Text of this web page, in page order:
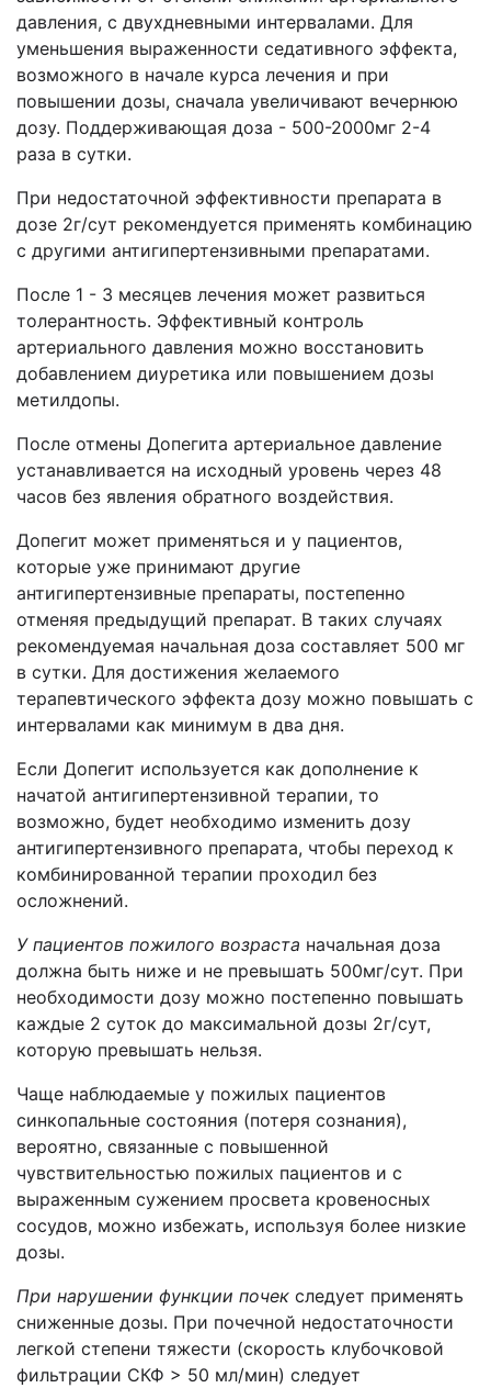
давления, с двухдневными интервалами. Для
уменьшения выраженности седативного эффекта,
возможного в начале курса лечения и при
повышении дозы, сначала увеличивают вечернюю
дозу. Поддерживающая доза - 500-2000мг 2-4
раза в сутки.
При недостаточной эффективности препарата в
дозе 2г/сут рекомендуется применять комбинацию
с другими антигипертензивными препаратами.
После 1 - 3 месяцев лечения может развиться
толерантность. Эффективный контроль
артериального давления можно восстановить
добавлением диуретика или повышением дозы
метилдопы.
После отмены Допегита артериальное давление
устанавливается на исходный уровень через 48
часов без явления обратного воздействия.
Допегит может применяться и у пациентов,
которые уже принимают другие
антигипертензивные препараты, постепенно
отменяя предыдущий препарат. В таких случаях
рекомендуемая начальная доза составляет 500 мг
в сутки. Для достижения желаемого
терапевтического эффекта дозу можно повышать с
интервалами как минимум в два дня.
Если Допегит используется как дополнение к
начатой антигипертензивной терапии, то
возможно, будет необходимо изменить дозу
антигипертензивного препарата, чтобы переход к
комбинированной терапии проходил без
осложнений.
У пациентов пожилого возраста начальная доза
должна быть ниже и не превышать 500мг/сут. При
необходимости дозу можно постепенно повышать
каждые 2 суток до максимальной дозы 2г/сут,
которую превышать нельзя.
Чаще наблюдаемые у пожилых пациентов
синкопальные состояния (потеря сознания),
вероятно, связанные с повышенной
чувствительностью пожилых пациентов и с
выраженным сужением просвета кровеносных
сосудов, можно избежать, используя более низкие
дозы.
При нарушении функции почек следует применять
сниженные дозы. При почечной недостаточности
легкой степени тяжести (скорость клубочковой
фильтрации СКФ > 50 мл/мин) следует